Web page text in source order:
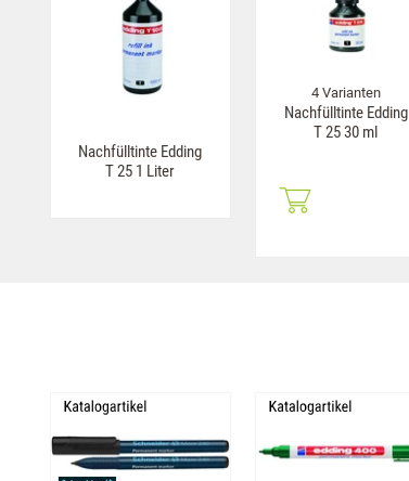
Nachfülltinte Edding
T 25 1 Liter
4 Varianten
Nachfülltinte Edding
T 25 30 ml